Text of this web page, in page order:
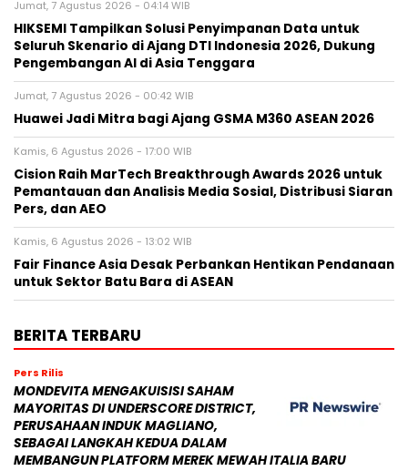
Jumat, 7 Agustus 2026 - 04:14 WIB
HIKSEMI Tampilkan Solusi Penyimpanan Data untuk
Seluruh Skenario di Ajang DTI Indonesia 2026, Dukung
Pengembangan AI di Asia Tenggara
Jumat, 7 Agustus 2026 - 00:42 WIB
Huawei Jadi Mitra bagi Ajang GSMA M360 ASEAN 2026
Kamis, 6 Agustus 2026 - 17:00 WIB
Cision Raih MarTech Breakthrough Awards 2026 untuk
Pemantauan dan Analisis Media Sosial, Distribusi Siaran
Pers, dan AEO
Kamis, 6 Agustus 2026 - 13:02 WIB
Fair Finance Asia Desak Perbankan Hentikan Pendanaan
untuk Sektor Batu Bara di ASEAN
BERITA TERBARU
Pers Rilis
MONDEVITA MENGAKUISISI SAHAM
MAYORITAS DI UNDERSCORE DISTRICT,
PERUSAHAAN INDUK MAGLIANO,
SEBAGAI LANGKAH KEDUA DALAM
MEMBANGUN PLATFORM MEREK MEWAH ITALIA BARU